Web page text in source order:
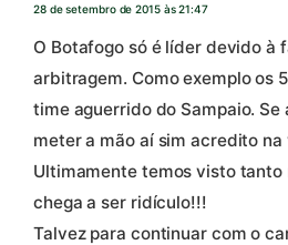
28 de setembro de 2015 às 21:47
O Botafogo só é líder devido à
arbitragem. Como exemplo os
time aguerrido do Sampaio. Se
meter a mão aí sim acredito
Ultimamente temos visto
chega a ser ridículo!!!
Talvez para continuar com o